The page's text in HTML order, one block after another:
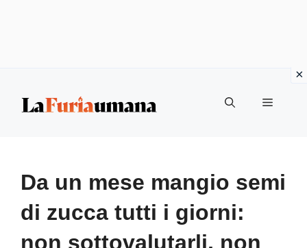
Menu
Da un mese mangio semi
di zucca tutti i giorni:
non sottovalutarli, non